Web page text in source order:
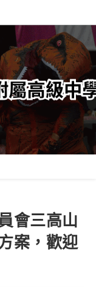
會三高山
案，歡迎